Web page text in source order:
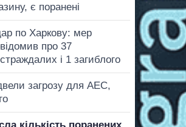
є поранені
по Харкову: мер
про 37
і 1 загиблого
загрозу для АЕС,
кількість поранених